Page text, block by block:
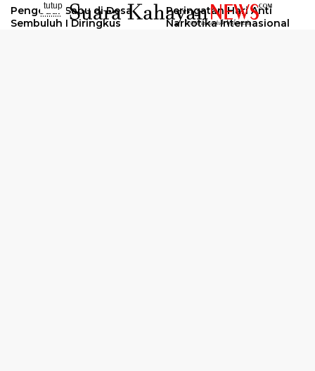
Pengedar Sabu di Desa
Sembuluh I Diringkus
Peringatan Hari Anti
Narkotika Internasional
tutup
..........